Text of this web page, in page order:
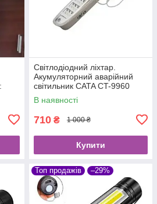
Світлодіодний ліхтар.
Акумуляторний аварійний
світильник CATA CT-9960
В наявності
710 ₴ 1 000 ₴
Купити
Топ продажів –29%